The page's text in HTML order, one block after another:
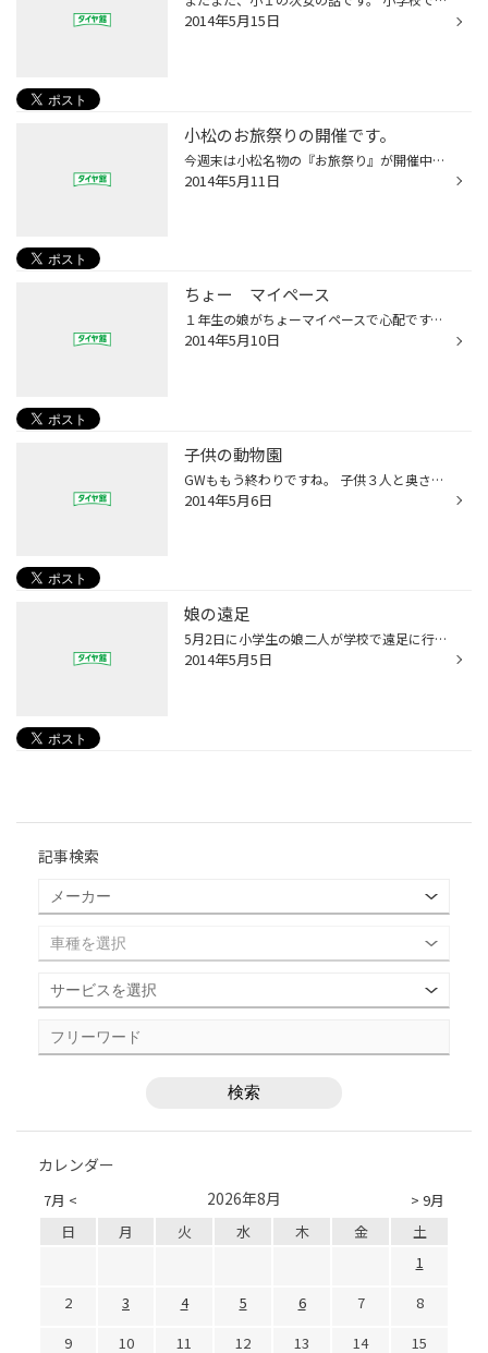
2014年5月15日
小松のお旅祭りの開催です。
今週末は小松名物の『お旅祭り』が開催中です。 子供歌舞伎をやってます。 店の前も自転車に乗った小中学生がたくさん 通り過ぎます。 僕も小さいころはよく見に行ってましたが、 この職に就いてからいけなくなりました。さみしーですねー。 小さいころは歌舞伎よりくじ引きや、ベビーカステラに 夢...
2014年5月11日
ちょー マイペース
１年生の娘がちょーマイペースで心配です。 が、とても面白いです。 学校に行く朝、家を出るギリギリまで ３年生になる娘が自分の部屋で時間割をしていると、 １年生の娘が『時間割遅いっ。』お姉ちゃんに言っていました。 そのあと１年生の娘に『鉛筆削ったの??』と聞くと、 迷いなく、自信満々に...
2014年5月10日
子供の動物園
GWももう終わりですね。 子供３人と奥さんで動物園に行ってきたみたいです。 朝早く行ったので、そんなに混んでなかったみたいです。 子供３人はやはり子供なので、興奮してたみたいです。 動物の写真を撮りたかったみたいで、デジカメの 取り合いをしてたみたいです。動物のブレた写真ばかりでした...
2014年5月6日
娘の遠足
5月2日に小学生の娘二人が学校で遠足に行ってきました。 小１の娘は日焼けでまっかっかになって帰ってきました。 お風呂に入るときは痛かったみたいです。 小１の娘は遠足用に買ってきたおやつを、遠足の前に ほとんど食べたらしく、前日に買い足してました。 本人はわかってるのか、わかってないの...
2014年5月5日
記事検索
カレンダー
7月 < > 9月
2026年8月
日 月 火 水 木 金
土
1
2
3 4 5 6 7
8
9
10 11 12 13 14 15